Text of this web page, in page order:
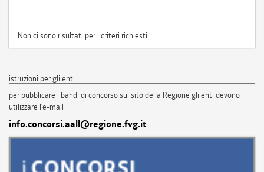
Non ci sono risultati per i criteri richiesti.
istruzioni per gli enti
per pubblicare i bandi di concorso sul sito della Regione gli enti devono
utilizzare l'e-mail
info.concorsi.aall@regione.fvg.it